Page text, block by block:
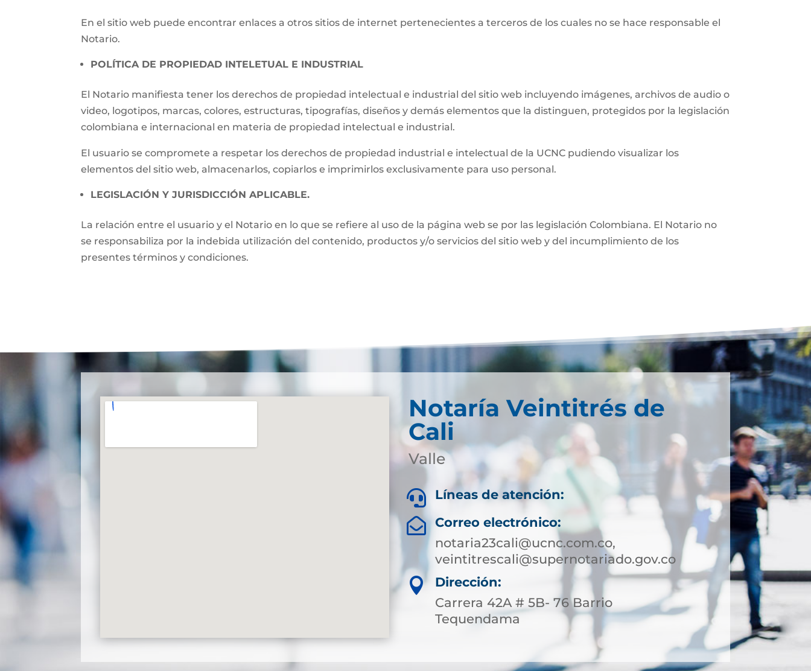
En el sitio web puede encontrar enlaces a otros sitios de internet pertenecientes a terceros de los cuales no se hace responsable el
Notario.
POLÍTICA DE PROPIEDAD INTELETUAL E INDUSTRIAL
El Notario manifiesta tener los derechos de propiedad intelectual e industrial del sitio web incluyendo imágenes, archivos de audio o
video, logotipos, marcas, colores, estructuras, tipografías, diseños y demás elementos que la distinguen, protegidos por la legislación
colombiana e internacional en materia de propiedad intelectual e industrial.
El usuario se compromete a respetar los derechos de propiedad industrial e intelectual de la UCNC pudiendo visualizar los
elementos del sitio web, almacenarlos, copiarlos e imprimirlos exclusivamente para uso personal.
LEGISLACIÓN Y JURISDICCIÓN APLICABLE.
La relación entre el usuario y el Notario en lo que se refiere al uso de la página web se por las legislación Colombiana. El Notario no
se responsabiliza por la indebida utilización del contenido, productos y/o servicios del sitio web y del incumplimiento de los
presentes términos y condiciones.
Notaría Veintitrés de
Cali
Valle
 Líneas de atención:

Correo electrónico:
notaria23cali@ucnc.com.co,
veintitrescali@supernotariado.gov.co

Dirección:
Carrera 42A # 5B- 76 Barrio
Tequendama